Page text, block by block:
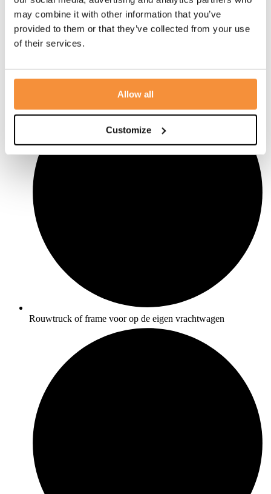
may combine it with other information that you’ve
provided to them or that they’ve collected from your use
of their services.
Allow all
Customize
Rouwbakfiets
Rouwtruck of frame voor op de eigen vrachtwagen